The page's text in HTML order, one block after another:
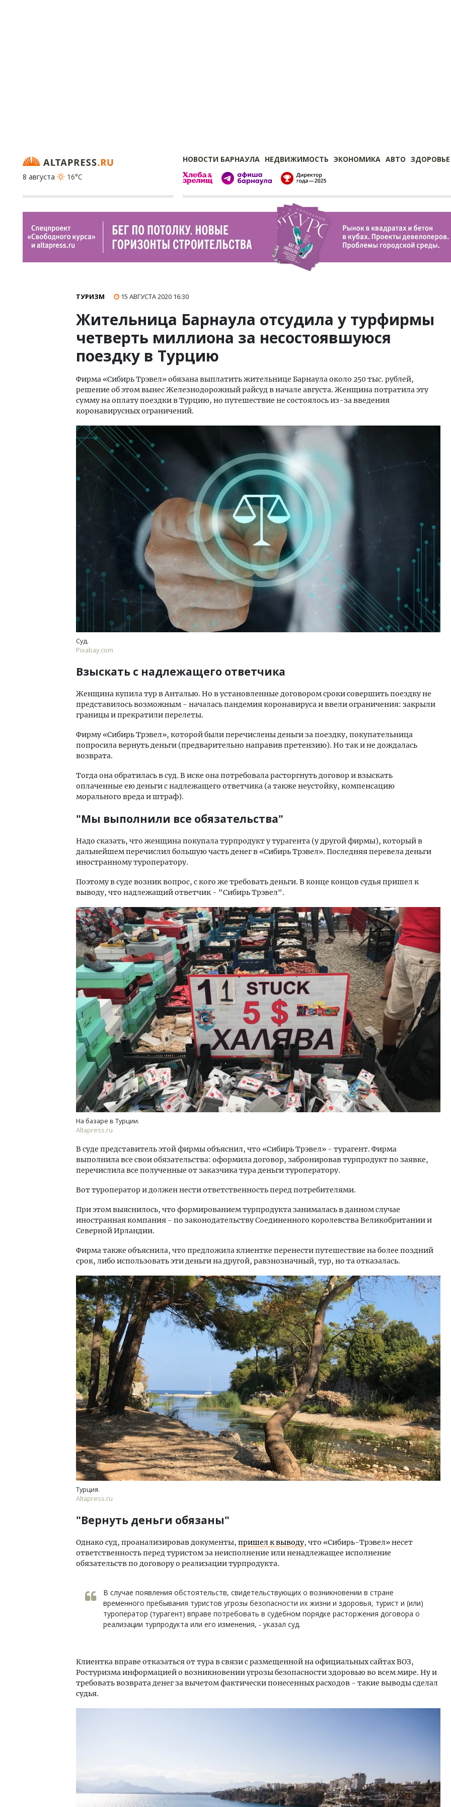
НОВОСТИ БАРНАУЛА НЕДВИЖИМОСТЬ ЭКОНОМИКА АВТО ЗДОРОВЬЕ
8 августа
16°C
ТУРИЗМ 15 АВГУСТА 2020 16:30
Жительница Барнаула отсудила у турфирмы
четверть миллиона за несостоявшуюся
поездку в Турцию
Фирма «Сибирь Трэвел» обязана выплатить жительнице Барнаула около 250 тыс. рублей,
решение об этом вынес Железнодорожный райсуд в начале августа. Женщина потратила эту
сумму на оплату поездки в Турцию, но путешествие не состоялось из-за введения
коронавирусных ограничений.
Суд.
Pixabay.com
Взыскать с надлежащего ответчика
Женщина купила тур в Анталью. Но в установленные договором сроки совершить поездку не
представилось возможным - началась пандемия коронавируса и ввели ограничения: закрыли
границы и прекратили перелеты.
Фирму «Сибирь Трэвел», которой были перечислены деньги за поездку, покупательница
попросила вернуть деньги (предварительно направив претензию). Но так и не дождалась
возврата.
Тогда она обратилась в суд. В иске она потребовала расторгнуть договор и взыскать
оплаченные ею деньги с надлежащего ответчика (а также неустойку, компенсацию
морального вреда и штраф).
"Мы выполнили все обязательства"
Надо сказать, что женщина покупала турпродукт у турагента (у другой фирмы), который в
дальнейшем перечислил большую часть денег в «Сибирь Трэвел». Последняя перевела деньги
иностранному туроператору.
Поэтому в суде возник вопрос, с кого же требовать деньги. В конце концов судья пришел к
выводу, что надлежащий ответчик - "Сибирь Трэвел".
На базаре в Турции.
Altapress.ru
В суде представитель этой фирмы объяснил, что «Сибирь Трэвел» - турагент. Фирма
выполнила все свои обязательства: оформила договор, забронировав турпродукт по заявке,
перечислила все полученные от заказчика тура деньги туроператору.
Вот туроператор и должен нести ответственность перед потребителями.
При этом выяснилось, что формированием турпродукта занималась в данном случае
иностранная компания - по законодательству Соединенного королевства Великобритании и
Северной Ирландии.
Фирма также объяснила, что предложила клиентке перенести путешествие на более поздний
срок, либо использовать эти деньги на другой, равзнозначный, тур, но та отказалась.
Турция.
Altapress.ru
"Вернуть деньги обязаны"
Однако суд, проанализировав документы, пришел к выводу, что «Сибирь-Трэвел» несет
ответственность перед туристом за неисполнение или ненадлежащее исполнение
обязательств по договору о реализации турпродукта.
В случае появления обстоятельств, свидетельствующих о возникновении в стране
временного пребывания туристов угрозы безопасности их жизни и здоровья, турист и (или)
туроператор (турагент) вправе потребовать в судебном порядке расторжения договора о
реализации турпродукта или его изменения, - указал суд.
Клиентка вправе отказаться от тура в связи с размещенной на официальных сайтах ВОЗ,
Ростуризма информацией о возникновении угрозы безопасности здоровью во всем мире. Ну и
требовать возврата денег за вычетом фактически понесенных расходов - такие выводы сделал
судья.
Смелость архитектурных идей.
Генеральный директор компании
ЗИАС — об эстетике городов,
трендах в фасадах и развитии рынка
СТРОИТЕЛЬСТВО
Ищем новые берега. Гендиректор
«Жилищной инициативы» Юрий
Гатилов — о том, как девелоперу
оставаться на плаву, когда рынок
штормит
СТРОИТЕЛЬСТВО